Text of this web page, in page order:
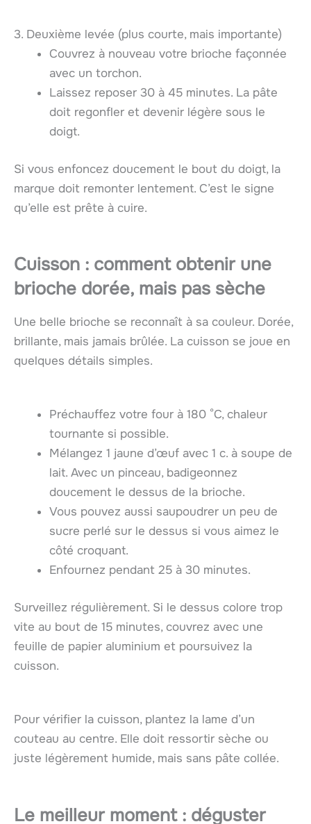
3. Deuxième levée (plus courte, mais importante)
Couvrez à nouveau votre brioche façonnée
avec un torchon.
Laissez reposer 30 à 45 minutes. La pâte
doit regonfler et devenir légère sous le
doigt.
Si vous enfoncez doucement le bout du doigt, la
marque doit remonter lentement. C’est le signe
qu’elle est prête à cuire.
Cuisson : comment obtenir une
brioche dorée, mais pas sèche
Une belle brioche se reconnaît à sa couleur. Dorée,
brillante, mais jamais brûlée. La cuisson se joue en
quelques détails simples.
Préchauffez votre four à 180 °C, chaleur
tournante si possible.
Mélangez 1 jaune d’œuf avec 1 c. à soupe de
lait. Avec un pinceau, badigeonnez
doucement le dessus de la brioche.
Vous pouvez aussi saupoudrer un peu de
sucre perlé sur le dessus si vous aimez le
côté croquant.
Enfournez pendant 25 à 30 minutes.
Surveillez régulièrement. Si le dessus colore trop
vite au bout de 15 minutes, couvrez avec une
feuille de papier aluminium et poursuivez la
cuisson.
Pour vérifier la cuisson, plantez la lame d’un
couteau au centre. Elle doit ressortir sèche ou
juste légèrement humide, mais sans pâte collée.
Le meilleur moment : déguster